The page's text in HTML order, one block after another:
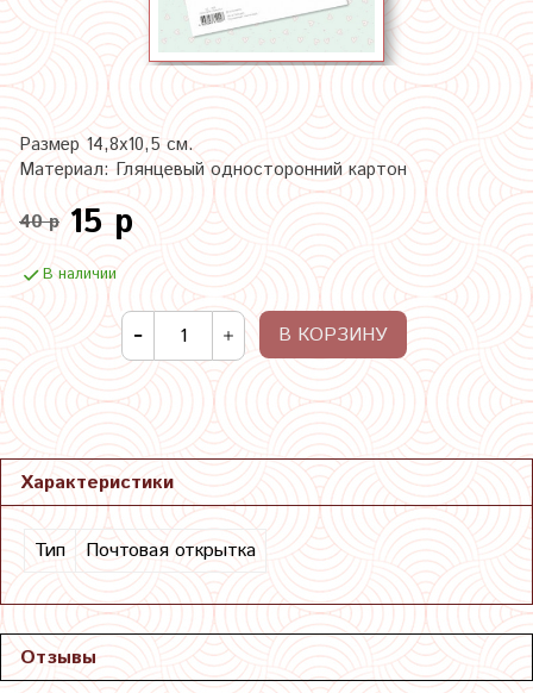
Размер 14,8х10,5 см.
Материал: Глянцевый односторонний картон
40 р 15 р
В наличии
В КОРЗИНУ
Характеристики
Тип Почтовая открытка
Отзывы